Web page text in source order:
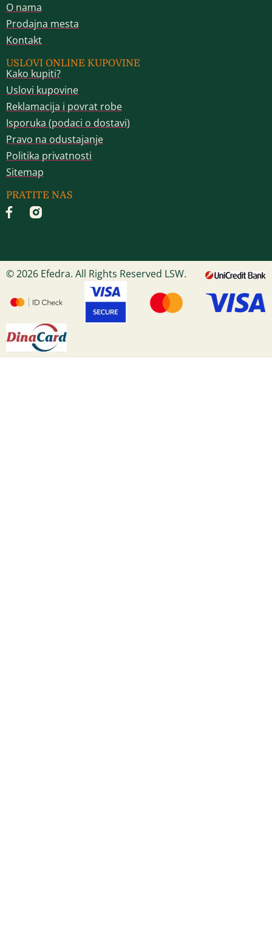
O nama
Prodajna mesta
Kontakt
USLOVI ONLINE KUPOVINE
Kako kupiti?
Uslovi kupovine
Reklamacija i povrat robe
Isporuka (podaci o dostavi)
Pravo na odustajanje
Politika privatnosti
Sitemap
PRATITE NAS
© 2026 Efedra. All Rights Reserved LSW.